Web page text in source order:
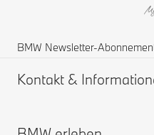
BMW Newsletter-
Kontakt &
Hilfe & Kontakt